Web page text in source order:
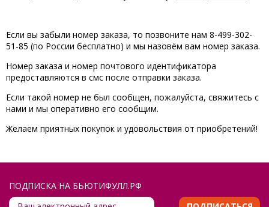
Если вы забыли номер заказа, то позвоните нам 8-499-302-
51-85 (по России бесплатно) и мы назовём вам номер заказа.
Номер заказа и номер почтового идентификатора
предоставляются в смс после отправки заказа.
Если такой номер не был сообщен, пожалуйста, свяжитесь с
нами и мы оперативно его сообщим.
Желаем приятных покупок и удовольствия от приобретений!
ПОДПИСКА НА БЬЮТИФУЛЛ.РФ